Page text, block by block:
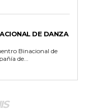
DE DANZA
Binacional de
de...